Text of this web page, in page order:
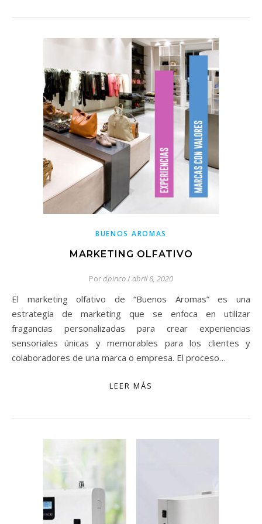
BUENOS AROMAS
MARKETING OLFATIVO
Pordpinco/abril 8, 2020
El marketing olfativo de “Buenos Aromas” es una
estrategia de marketing que se enfoca en utilizar
fragancias personalizadas para crear experiencias
sensoriales únicas y memorables para los clientes y
colaboradores de una marca o empresa. El proceso…
LEER MÁS